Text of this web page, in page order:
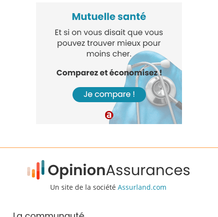
Un site de la société Assurland.com